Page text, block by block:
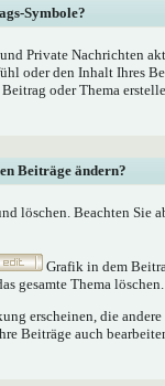
Symbole?
Private Nachrichten
oder den Inhalt Ihres
oder Thema
Beiträge ändern?
löschen. Beachten Sie
Grafik in dem
gesamte Thema löschen.
erscheinen, die
Beiträge auch